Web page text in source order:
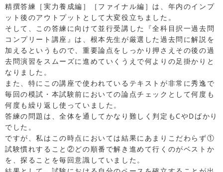
精撰答練［実力養成編］［ファイナル編］は、年内のインプ
ット後のアウトプットとして大変役立ちました。
そして、この答練に向けて並行受講した『全科目択一過去問
コンプリート講座』は、根本先生が厳選した過去問に解説を
加えるというもので、重要論点をしっかり押さえその後の過
去問演習をスムーズに進めていくうえで何よりの足掛かりと
なりました。
また、特にこの講座で使われているテキストが非常に秀逸で
毎回の模試・本試験前においての論点チェックとして何度も
何度も繰り返し使っていました。
答練の問題は、全体を通してかなり難しく判定もCやDばかり
でした。
ですが、私はこの時点においては結果にあまりこだわらず①
試験慣れすること②どの順番で解き進めて行くのがベストか
を、探ることを毎回意識していました。